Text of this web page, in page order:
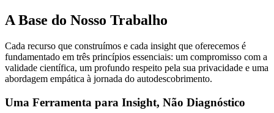
A Base do Nosso Trabalho
Cada recurso que construímos e cada insight que oferecemos é
fundamentado em três princípios essenciais: um compromisso com a
validade científica, um profundo respeito pela sua privacidade e uma
abordagem empática à jornada do autodescobrimento.
Uma Ferramenta para Insight, Não Diagnóstico